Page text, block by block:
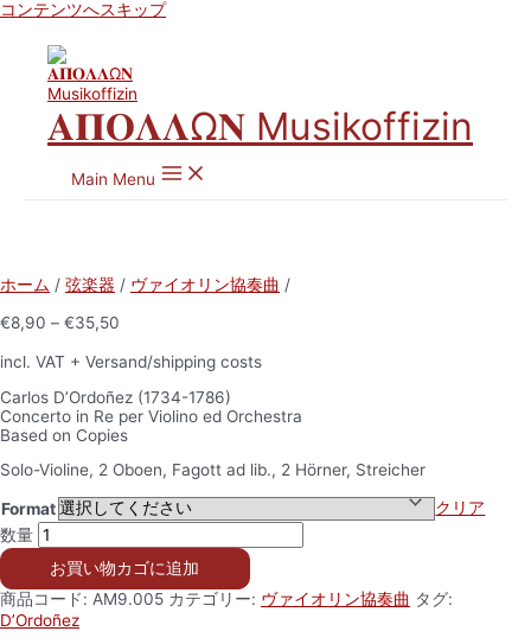
コンテンツへスキップ
𝚨𝚷𝚶𝚲𝚲Ω𝚴 Musikoffizin
Main Menu
ホーム / 弦楽器 / ヴァイオリン協奏曲 /
€8,90 – €35,50
incl. VAT + Versand/shipping costs
Carlos D’Ordoñez (1734-1786)
Concerto in Re per Violino ed Orchestra
Based on Copies
Solo-Violine, 2 Oboen, Fagott ad lib., 2 Hörner, Streicher
Format
クリア
数量
お買い物カゴに追加
商品コード: AM9.005 カテゴリー: ヴァイオリン協奏曲 タグ:
D’Ordoñez